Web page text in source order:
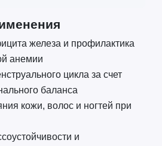
железа и профилактика
анемии
цикла за счет
баланса
кожи, волос и ногтей при
и